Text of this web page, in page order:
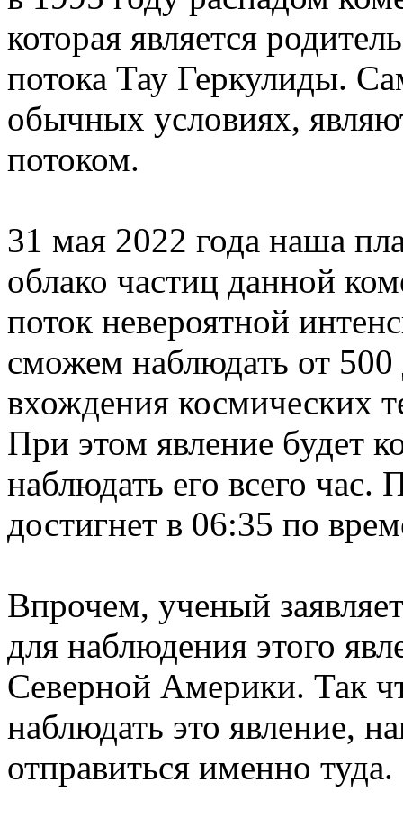
которая является
потока Тау Геркулиды.
обычных условиях,
потоком.
31 мая 2022 года наша
облако частиц данной
поток невероятной
сможем наблюдать от 500
вхождения космических
При этом явление будет
наблюдать его всего
достигнет в 06:35 по
Впрочем, ученый
для наблюдения этого
Северной Америки. Так
наблюдать это явление,
отправиться именно туда.